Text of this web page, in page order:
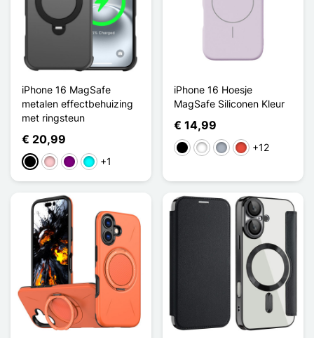
iPhone 16 MagSafe
metalen effectbehuizing
met ringsteun
€ 20,99
ZwartRozePurperCyaan
+1
iPhone 16 Hoesje
MagSafe Siliconen Kleur
€ 14,99
ZwartWit GrijsRood+12